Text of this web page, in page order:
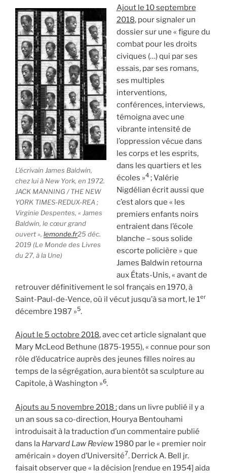
L’écrivain James Baldwin,
chez lui à New York, en 1972.
JACK MANNING / THE NEW
YORK TIMES-REDUX-REA ;
Virginie Despentes, « James
Baldwin, le cœur grand
ouvert », lemonde.fr25 déc.
2019 (Le Monde des Livres
du 27, à la Une)
Ajout le 10 septembre
2018, pour signaler un
dossier sur une « figure du
combat pour les droits
civiques (…) qui par ses
essais, par ses romans,
ses multiples
interventions,
conférences, interviews,
témoigna avec une
vibrante intensité de
l’oppression vécue dans
les corps et les esprits,
dans les quartiers et les
écoles »4; Valérie
Nigdélian écrit aussi que
c’est alors que « les
premiers enfants noirs
entraient dans l’école
blanche – sous solide
escorte policière » que
James Baldwin retourna
aux États-Unis, « avant de
retrouver définitivement le sol français en 1970, à
Saint-Paul-de-Vence, où il vécut jusqu’à sa mort, le 1er
décembre 1987 »5.
Ajout le 5 octobre 2018, avec cet article signalant que
Mary McLeod Bethune (1875-1955), « connue pour son
rôle d’éducatrice auprès des jeunes filles noires au
temps de la ségrégation, aura bientôt sa sculpture au
Capitole, à Washington »6.
Ajouts au 5 novembre 2018 :dans un livre publié il y a
un an sous sa co-direction, Hourya Bentouhami
introduisait à la traduction d’un commentaire publié
dans la Harvard Law Review1980 par le « premier noir
américain » doyen d’Université7. Derrick A. Bell jr.
faisait observer que « la décision [rendue en 1954] aida